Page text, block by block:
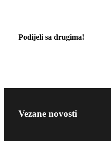
Podijeli sa drugima!
Vezane novosti